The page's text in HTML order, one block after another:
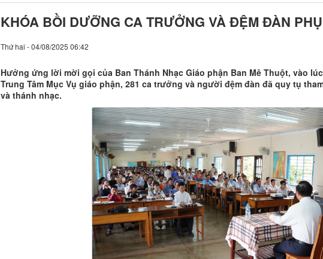
KHÓA BỒI DƯỠNG CA TRƯỞNG VÀ ĐỆM ĐÀN
Thứ hai - 04/08/2025 06:42
Hưởng ứng lời mời gọi của Ban Thánh Nhạc Giáo phận Ban Mê Thuột, vào
Trung Tâm Mục Vụ giáo phận, 281 ca trưởng và người đệm đàn đã quy tụ
và thánh nhạc.